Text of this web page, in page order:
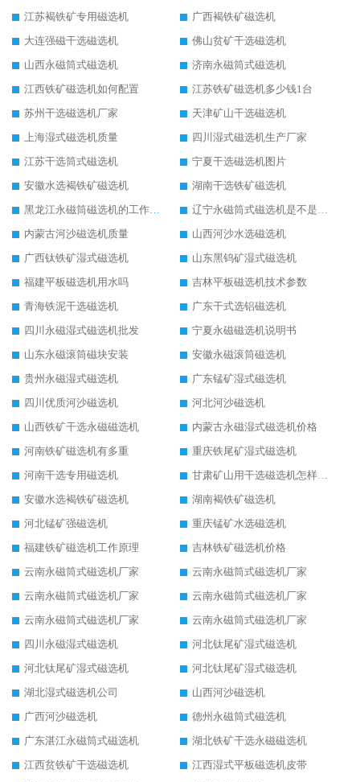
江苏褐铁矿专用磁选机
广西褐铁矿磁选机
大连强磁干选磁选机
佛山贫矿干选磁选机
山西永磁筒式磁选机
济南永磁筒式磁选机
江西铁矿磁选机如何配置
江苏铁矿磁选机多少钱1台
苏州干选磁选机厂家
天津矿山干选磁选机
上海湿式磁选机质量
四川湿式磁选机生产厂家
江苏干选筒式磁选机
宁夏干选磁选机图片
安徽水选褐铁矿磁选机
湖南干选铁矿磁选机
黑龙江永磁筒磁选机的工作原理
辽宁永磁筒式磁选机是不是强磁
内蒙古河沙磁选机质量
山西河沙水选磁选机
广西钛铁矿湿式磁选机
山东黑钨矿湿式磁选机
福建平板磁选机用水吗
吉林平板磁选机技术参数
青海铁泥干选磁选机
广东干式选铝磁选机
四川永磁湿式磁选机批发
宁夏永磁磁选机说明书
山东永磁滚筒磁块安装
安徽永磁滚筒磁选机
贵州永磁湿式磁选机
广东锰矿湿式磁选机
四川优质河沙磁选机
河北河沙磁选机
山西铁矿干选永磁磁选机
内蒙古永磁湿式磁选机价格
河南铁矿磁选机有多重
重庆铁尾矿湿式磁选机
河南干选专用磁选机
甘肃矿山用干选磁选机怎样调磁
安徽水选褐铁矿磁选机
湖南褐铁矿磁选机
河北锰矿强磁选机
重庆锰矿水选磁选机
福建铁矿磁选机工作原理
吉林铁矿磁选机价格
云南永磁筒式磁选机厂家
云南永磁筒式磁选机厂家
云南永磁筒式磁选机厂家
云南永磁筒式磁选机厂家
云南永磁筒式磁选机厂家
云南永磁筒式磁选机厂家
四川永磁湿式磁选机
河北钛尾矿湿式磁选机
河北钛尾矿湿式磁选机
河北钛尾矿湿式磁选机
湖北湿式磁选机公司
山西河沙磁选机
广西河沙磁选机
德州永磁筒式磁选机
广东湛江永磁筒式磁选机
湖北铁矿干选永磁磁选机
江西贫铁矿干选磁选机
江西湿式平板磁选机皮带